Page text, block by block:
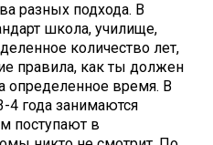
разных подхода. В
школа, училище,
количество лет,
правила, как ты должен
определенное время. В
4 года занимаются
поступают в